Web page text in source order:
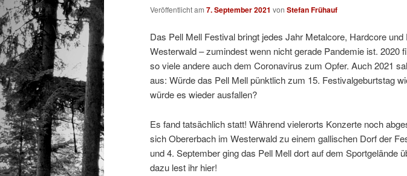
Veröffentlicht am 7. September 2021 von Stefan Frühauf
Das Pell Mell Festival bringt jedes Jahr Metalcore, Hardcore
Westerwald – zumindest wenn nicht gerade Pandemie ist. 2020
so viele andere auch dem Coronavirus zum Opfer. Auch 2021
aus: Würde das Pell Mell pünktlich zum 15. Festivalgeburtstag
würde es wieder ausfallen?
Es fand tatsächlich statt! Während vielerorts Konzerte noch
sich Obererbach im Westerwald zu einem gallischen Dorf der
und 4. September ging das Pell Mell dort auf dem Sportgelände
dazu lest ihr hier!